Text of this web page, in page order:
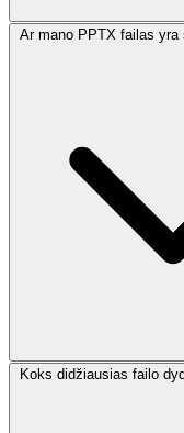
Ar mano PPTX failas yra
Koks didžiausias failo